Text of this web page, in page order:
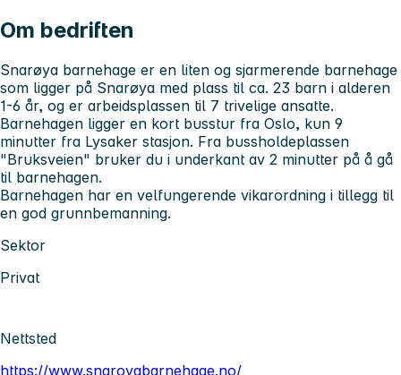
Om bedriften
Snarøya barnehage er en liten og sjarmerende barnehage
som ligger på Snarøya med plass til ca. 23 barn i alderen
1-6 år, og er arbeidsplassen til 7 trivelige ansatte.
Barnehagen ligger en kort busstur fra Oslo, kun 9
minutter fra Lysaker stasjon. Fra bussholdeplassen
"Bruksveien" bruker du i underkant av 2 minutter på å gå
til barnehagen.
Barnehagen har en velfungerende vikarordning i tillegg til
en god grunnbemanning.
Sektor
Privat
Nettsted
https://www.snaroyabarnehage.no/